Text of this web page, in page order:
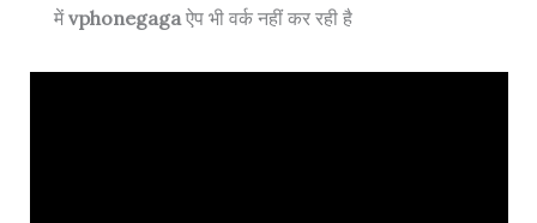
मेंvphonegagaऐप भी वर्क नहीं कर रही है